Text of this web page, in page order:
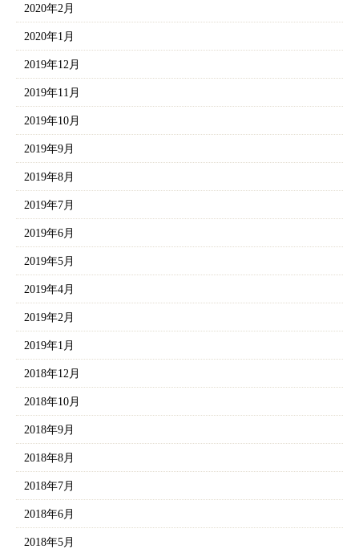
2020年2月
2020年1月
2019年12月
2019年11月
2019年10月
2019年9月
2019年8月
2019年7月
2019年6月
2019年5月
2019年4月
2019年2月
2019年1月
2018年12月
2018年10月
2018年9月
2018年8月
2018年7月
2018年6月
2018年5月